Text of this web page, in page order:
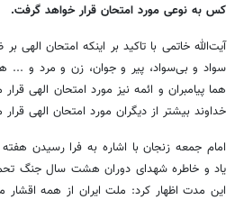
کس به نوعی مورد امتحان قرار خواهد گرفت.
آیت‌الله خاتمی با تاکید بر اینکه امتحان الهی
سواد و بی‌سواد، پیر و جوان، زن و مرد و ...
هما پیامبران و ائمه نیز مورد امتحان الهی
خداوند بیشتر از دیگران مورد امتحان الهی قرار
امام جمعه زنجان با اشاره به فرا رسیدن
یاد و خاطره شهدای دوران هشت سال جنگ
این مدت اظهار کرد: ملت ایران از همه